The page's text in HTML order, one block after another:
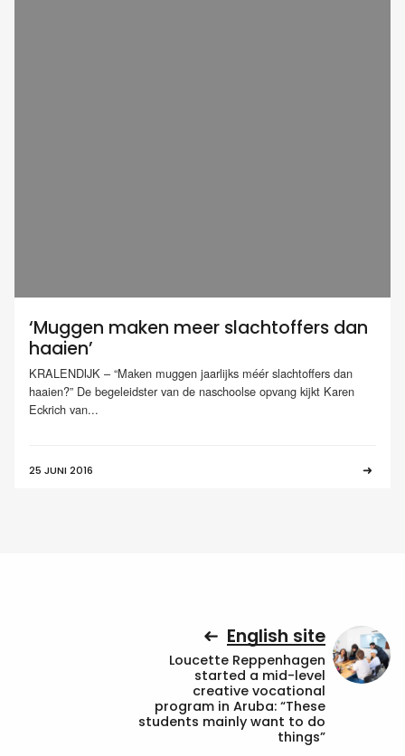
‘Muggen maken meer slachtoffers dan
haaien’
KRALENDIJK – “Maken muggen jaarlijks méér slachtoffers dan
haaien?” De begeleidster van de naschoolse opvang kijkt Karen
Eckrich van...
25 JUNI 2016
English site
Loucette Reppenhagen
started a mid-level
creative vocational
program in Aruba: “These
students mainly want to do
things”